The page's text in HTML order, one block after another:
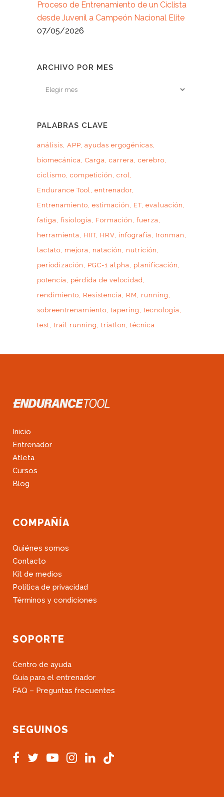
Proceso de Entrenamiento de un Ciclista
desde Juvenil a Campeón Nacional Elite
07/05/2026
ARCHIVO POR MES
Archivo
PALABRAS CLAVE
análisis APP ayudas ergogénicas
biomecánica Carga carrera cerebro
ciclismo competición
crol
Endurance Tool entrenador
Entrenamiento estimación ET evaluación
fatiga fisiología Formación
fuerza
herramienta
HIIT HRV infografía
Ironman
lactato
mejora natación
nutrición
periodización
PGC-1 alpha
planificación
potencia
pérdida de velocidad
rendimiento
Resistencia RM
running
sobreentrenamiento tapering
tecnología
test trail running triatlon técnica
Inicio
Entrenador
Atleta
Cursos
Blog
COMPAÑÍA
Quiénes somos
Contacto
Kit de medios
Política de privacidad
Términos y condiciones
SOPORTE
Centro de ayuda
Guía para el entrenador
FAQ – Preguntas frecuentes
SEGUINOS